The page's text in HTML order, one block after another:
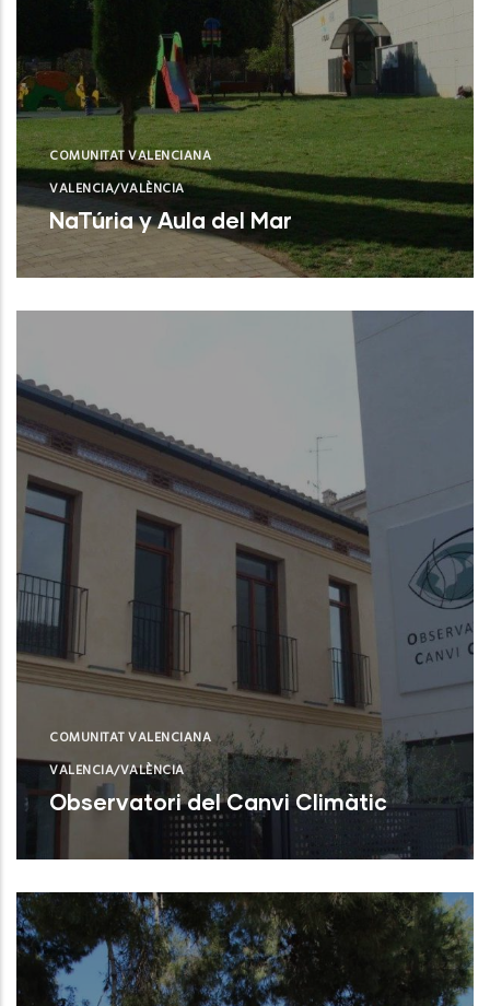
COMUNITAT VALENCIANA
VALENCIA/VALÈNCIA
NaTúria y Aula del Mar
Valencia (Valencia)
COMUNITAT VALENCIANA
VALENCIA/VALÈNCIA
Observatori del Canvi Climàtic
Valencia (Valencia)